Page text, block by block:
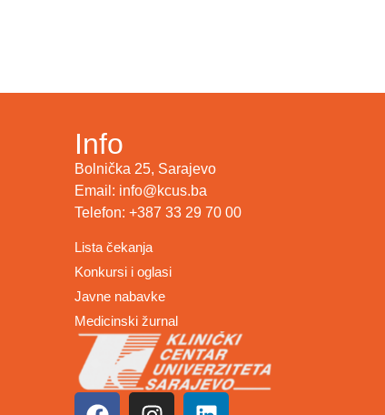
Info
Bolnička 25, Sarajevo
Email: info@kcus.ba
Telefon: +387 33 29 70 00
Lista čekanja
Konkursi i oglasi
Javne nabavke
Medicinski žurnal